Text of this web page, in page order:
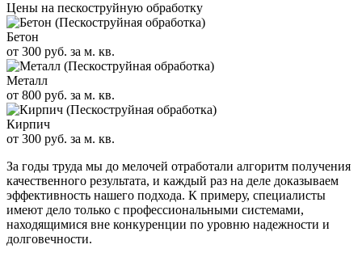
Цены на пескоструйную обработку
Бетон
от 300 руб. за м. кв.
Металл
от 800 руб. за м. кв.
Кирпич
от 300 руб. за м. кв.
За годы труда мы до мелочей отработали алгоритм получения
качественного результата, и каждый раз на деле доказываем
эффективность нашего подхода. К примеру, специалисты
имеют дело только с профессиональными системами,
находящимися вне конкуренции по уровню надежности и
долговечности.